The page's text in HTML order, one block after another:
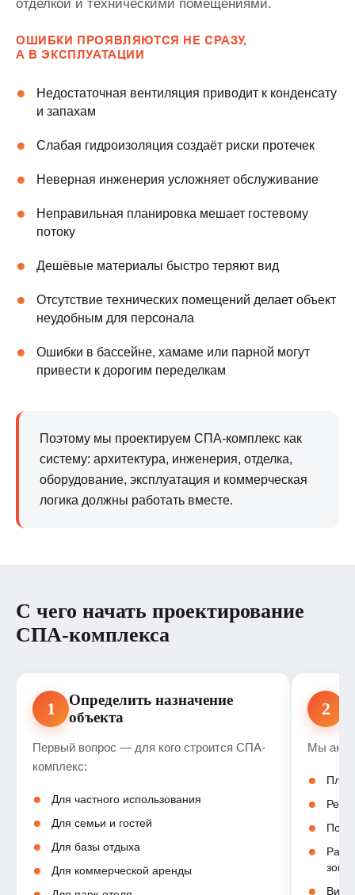
ОШИБКИ ПРОЯВЛЯЮТСЯ НЕ СРАЗУ,
А В ЭКСПЛУАТАЦИИ
Недостаточная вентиляция приводит к конденсату
и запахам
Слабая гидроизоляция создаёт риски протечек
Неверная инженерия усложняет обслуживание
Неправильная планировка мешает гостевому
потоку
Дешёвые материалы быстро теряют вид
Отсутствие технических помещений делает объект
неудобным для персонала
Ошибки в бассейне, хамаме или парной могут
привести к дорогим переделкам
Поэтому мы проектируем СПА-комплекс как
систему: архитектура, инженерия, отделка,
оборудование, эксплуатация и коммерческая
логика должны работать вместе.
С чего начать проектирование
СПА-комплекса
1
Определить назначение
объекта
Первый вопрос — для кого строится СПА-
комплекс:
Для частного использования
Для семьи и гостей
Для базы отдыха
Для коммерческой аренды
2
Мы
зон